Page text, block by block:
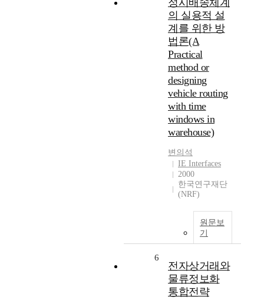
정시배송체계
의 실용적 설
계를 위한 방
법론(A
Practical
method or
designing
vehicle routing
with time
windows in
warehouse)
변의석
IE Interfaces
2000
한국연구재단
(NRF)
원문보
기
6
전자상거래와
물류정보화
통합전략